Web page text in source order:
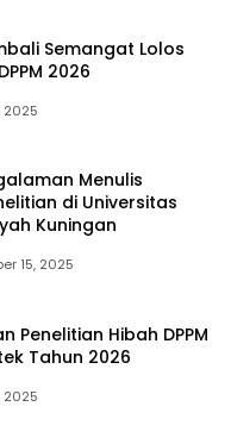
Semangat Lolos
2026
2025
Menulis
di Universitas
Kuningan
15, 2025
Penelitian Hibah DPPM
Tahun 2026
2025